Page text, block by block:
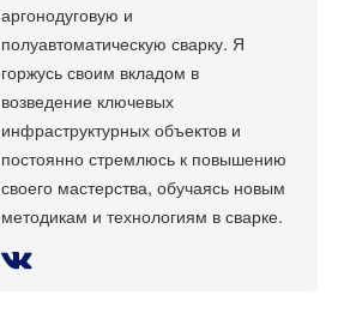
аргонодуговую и
полуавтоматическую сварку. Я
горжусь своим вкладом в
возведение ключевых
инфраструктурных объектов и
постоянно стремлюсь к повышению
своего мастерства, обучаясь новым
методикам и технологиям в сварке.